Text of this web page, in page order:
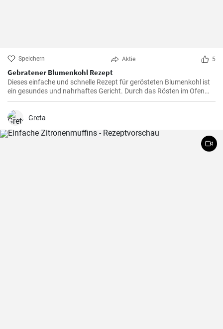
Speichern Aktie 5
Gebratener Blumenkohl Rezept
Dieses einfache und schnelle Rezept für gerösteten Blumenkohl ist
ein gesundes und nahrhaftes Gericht. Durch das Rösten im Ofen
erhält der Blumenkohl einen wunderbar süßen und nussigen
Geschmack. Servieren Sie ihn als Beilage oder als Hauptgericht.
Greta